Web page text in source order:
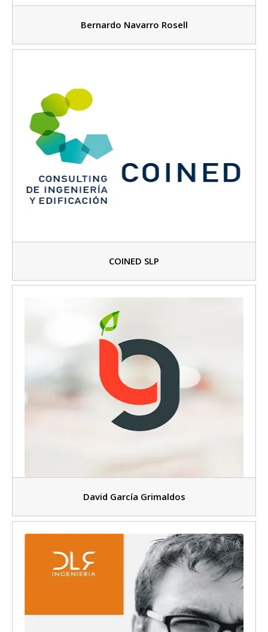
Bernardo Navarro Rosell
COINED SLP
David García Grimaldos